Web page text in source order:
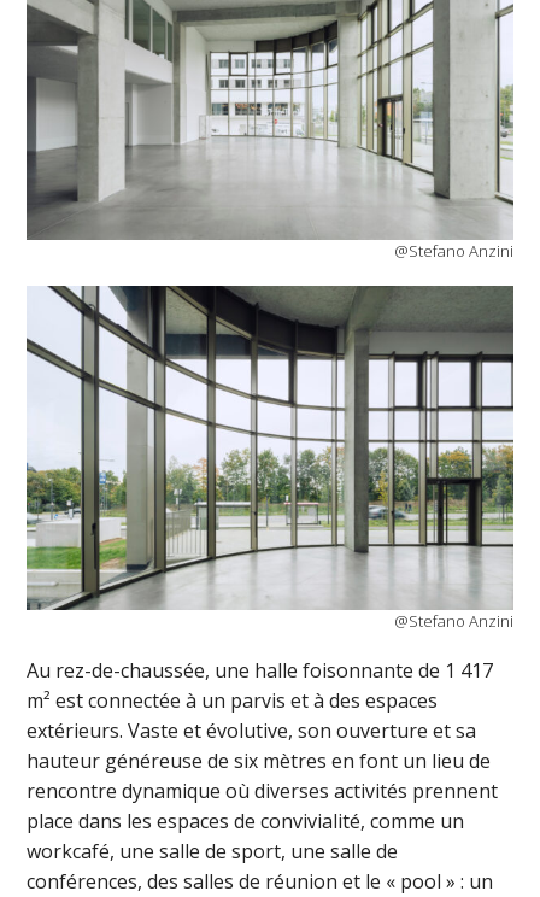
@Stefano Anzini
@Stefano Anzini
Au rez-de-chaussée, une halle foisonnante de 1 417
m² est connectée à un parvis et à des espaces
extérieurs. Vaste et évolutive, son ouverture et sa
hauteur généreuse de six mètres en font un lieu de
rencontre dynamique où diverses activités prennent
place dans les espaces de convivialité, comme un
workcafé, une salle de sport, une salle de
conférences, des salles de réunion et le « pool » : un